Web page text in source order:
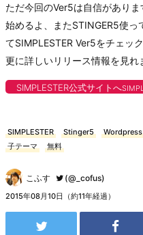
ただ今回のVer5は自信があり
始めるよ、またSTINGER5使っ
てSIMPLESTER Ver5をチェッ
更に詳しいリリース情報を見れ
SIMPLESTER公式サイトへ
SIMPLESTER Stinger5 Wordpress
子テーマ
無料
こふす (@_cofus)
2015年08月10日（約11年経過）